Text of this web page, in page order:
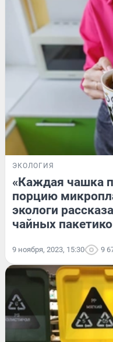
ЭКОЛОГИЯ
«Каждая чашка
порцию
экологи
чайных
9 ноября, 2023, 15:30 9